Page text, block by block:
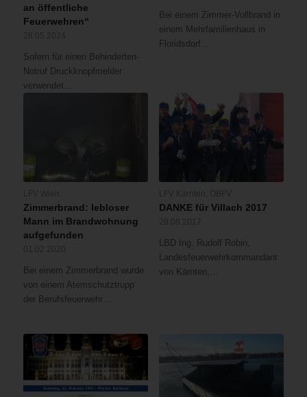
an öffentliche
Feuerwehren“
Sofern für einen Behinderten-
Notruf Druckknopfmelder
verwendet…
Bei einem Zimmer-Vollbrand in
einem Mehrfamilienhaus in
Floridsdorf…
Zimmerbrand: lebloser
Mann im Brandwohnung
aufgefunden
Bei einem Zimmerbrand wurde
von einem Atemschutztrupp
der Berufsfeuerwehr…
DANKE für Villach 2017
LBD Ing. Rudolf Robin,
Landesfeuerwehrkommandant
von Kärnten,…